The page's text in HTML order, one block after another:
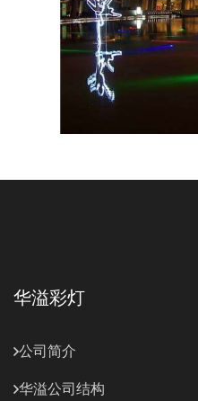
华溢彩灯
公司简介
华溢公司结构